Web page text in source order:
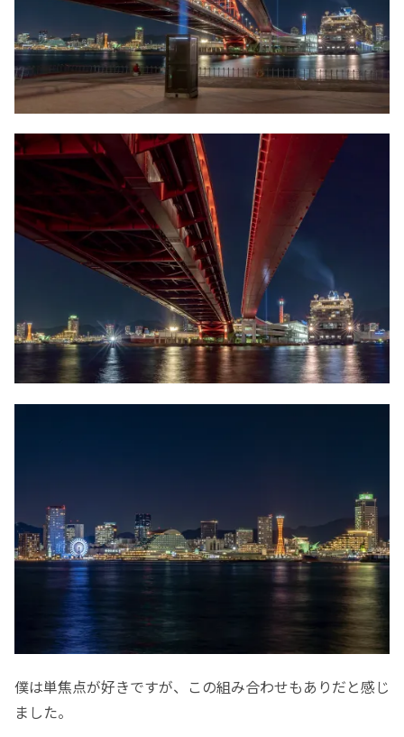
僕は単焦点が好きですが、この組み合わせもありだと感じ
ました。